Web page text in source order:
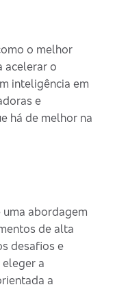
o melhor
acelerar o
inteligência em
e
há de melhor na
abordagem
de alta
desafios e
a
a